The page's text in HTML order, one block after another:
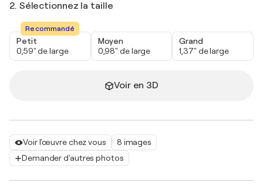
Voir l'œuvre chez vous
8 images
Demander d'autres photos
2. Sélectionnez la taille
Recommandé
Petit
0,59" de large
Moyen
0,98" de large
Grand
1,37" de large
Voir en 3D